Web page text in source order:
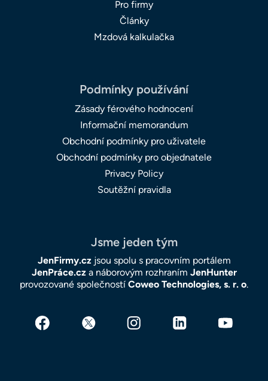
Pro firmy
Články
Mzdová kalkulačka
Podmínky používání
Zásady férového hodnocení
Informační memorandum
Obchodní podmínky pro uživatele
Obchodní podmínky pro objednatele
Privacy Policy
Soutěžní pravidla
Jsme jeden tým
JenFirmy.czjsou spolu s pracovním portálem
JenPráce.cza náborovým rozhraním JenHunter
provozované společností Coweo Technologies, s. r. o.